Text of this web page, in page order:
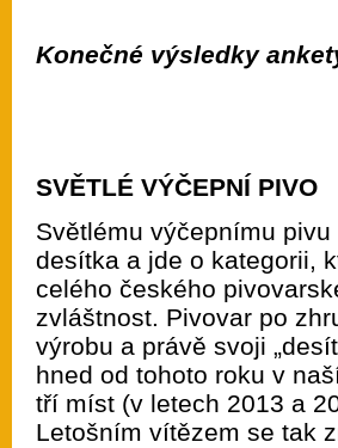
Konečné výsledky
SVĚTLÉ VÝČEPNÍ PIVO
Světlému výčepnímu
desítka a jde o kategorii,
celého českého
zvláštnost. Pivovar po
výrobu a právě svoji
hned od tohoto roku v
tří míst (v letech 2013 a
Letošním vítězem se tak